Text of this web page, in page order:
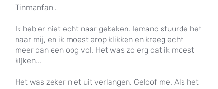
Tinmanfan..
Ik heb er niet echt naar gekeken. Iemand stuurde het
naar mij, en ik moest erop klikken en kreeg echt
meer dan een oog vol. Het was zo erg dat ik moest
kijken...
Het was zeker niet uit verlangen. Geloof me. Als het